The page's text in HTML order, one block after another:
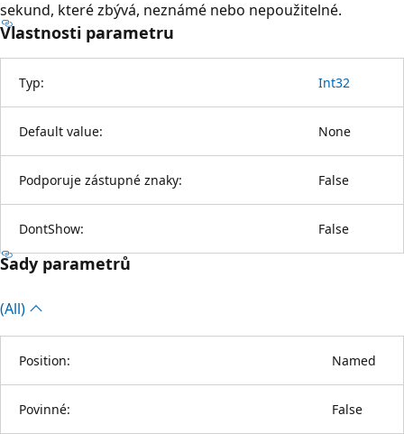
sekund, které zbývá, neznámé nebo nepoužitelné.
Vlastnosti parametru
Typ: Int32
Default value: None
Podporuje zástupné znaky: False
DontShow: False
Sady parametrů
(All)
Position: Named
Povinné: False